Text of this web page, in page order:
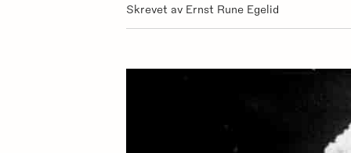
Skrevet av Ernst Rune Egelid